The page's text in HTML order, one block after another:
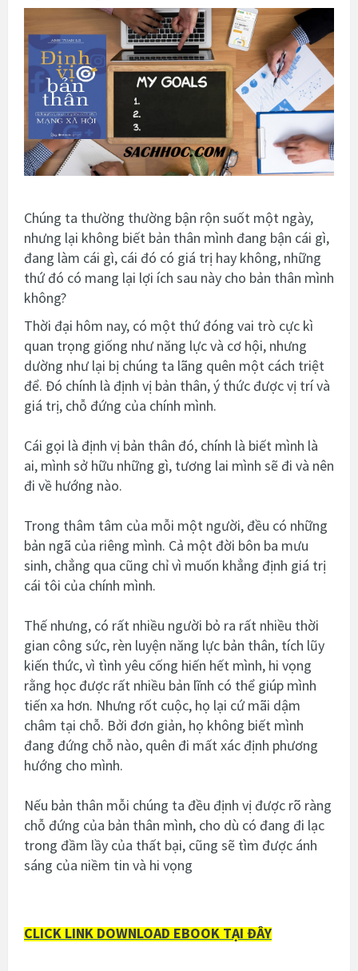
Chúng ta thường thường bận rộn suốt một ngày,
nhưng lại không biết bản thân mình đang bận cái gì,
đang làm cái gì, cái đó có giá trị hay không, những
thứ đó có mang lại lợi ích sau này cho bản thân mình
không?
Thời đại hôm nay, có một thứ đóng vai trò cực kì
quan trọng giống như năng lực và cơ hội, nhưng
dường như lại bị chúng ta lãng quên một cách triệt
để. Đó chính là định vị bản thân, ý thức được vị trí và
giá trị, chỗ đứng của chính mình.
Cái gọi là định vị bản thân đó, chính là biết mình là
ai, mình sở hữu những gì, tương lai mình sẽ đi và nên
đi về hướng nào.
Trong thâm tâm của mỗi một người, đều có những
bản ngã của riêng mình. Cả một đời bôn ba mưu
sinh, chẳng qua cũng chỉ vì muốn khẳng định giá trị
cái tôi của chính mình.
Thế nhưng, có rất nhiều người bỏ ra rất nhiều thời
gian công sức, rèn luyện năng lực bản thân, tích lũy
kiến thức, vì tình yêu cống hiến hết mình, hi vọng
rằng học được rất nhiều bản lĩnh có thể giúp mình
tiến xa hơn. Nhưng rốt cuộc, họ lại cứ mãi dậm
châm tại chỗ. Bởi đơn giản, họ không biết mình
đang đứng chỗ nào, quên đi mất xác định phương
hướng cho mình.
Nếu bản thân mỗi chúng ta đều định vị được rõ ràng
chỗ đứng của bản thân mình, cho dù có đang đi lạc
trong đầm lầy của thất bại, cũng sẽ tìm được ánh
sáng của niềm tin và hi vọng
CLICK LINK DOWNLOAD EBOOK TẠI ĐÂY